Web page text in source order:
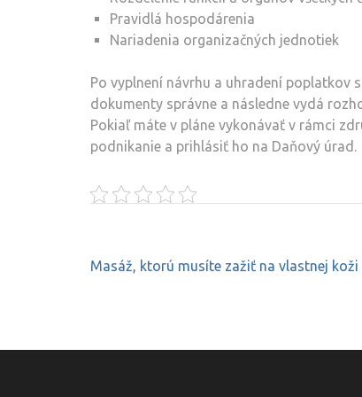
Pravidlá hospodárenia
Nariadenia organizačných jednotiek
Po vyplnení návrhu a uhradení poplatkov
dokumenty správne a následne vydá
Pokiaľ máte v pláne vykonávať v rámci
podnikanie a prihlásiť ho na Daňový úrad.
Navigace
Masáž, ktorú musíte zažiť na vlastnej koži